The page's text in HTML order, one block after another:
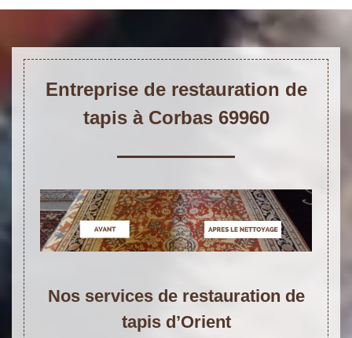
Entreprise de restauration de
tapis à Corbas 69960
Nos services de restauration de
tapis d’Orient